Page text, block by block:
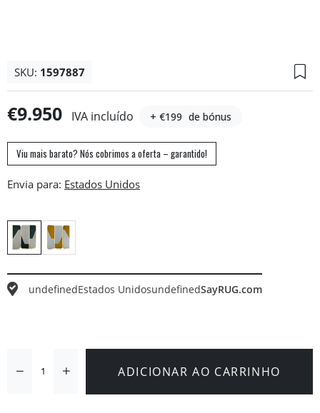
SKU: 1597887
€9.950 IVA incluído + €199 de bónus
Viu mais barato? Nós cobrimos a oferta – garantido!
Envia para:
undefinedEstados UnidosundefinedSayRUG.com
ADICIONAR AO CARRINHO